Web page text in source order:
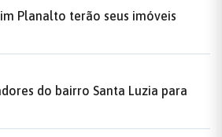
Planalto terão seus imóveis
do bairro Santa Luzia para